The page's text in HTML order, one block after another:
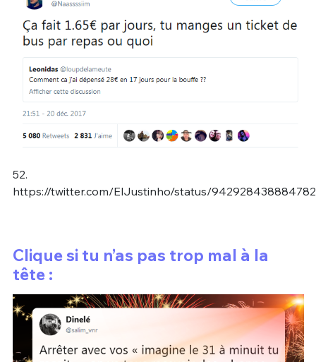
52.
https://twitter.com/ElJustinho/status/
Clique si tu n’as pas trop mal à la
tête :